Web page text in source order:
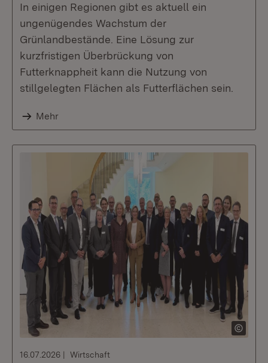
In einigen Regionen gibt es aktuell ein
ungenügendes Wachstum der
Grünlandbestände. Eine Lösung zur
kurzfristigen Überbrückung von
Futterknappheit kann die Nutzung von
stillgelegten Flächen als Futterflächen sein.
Mehr
16.07.2026 Wirtschaft